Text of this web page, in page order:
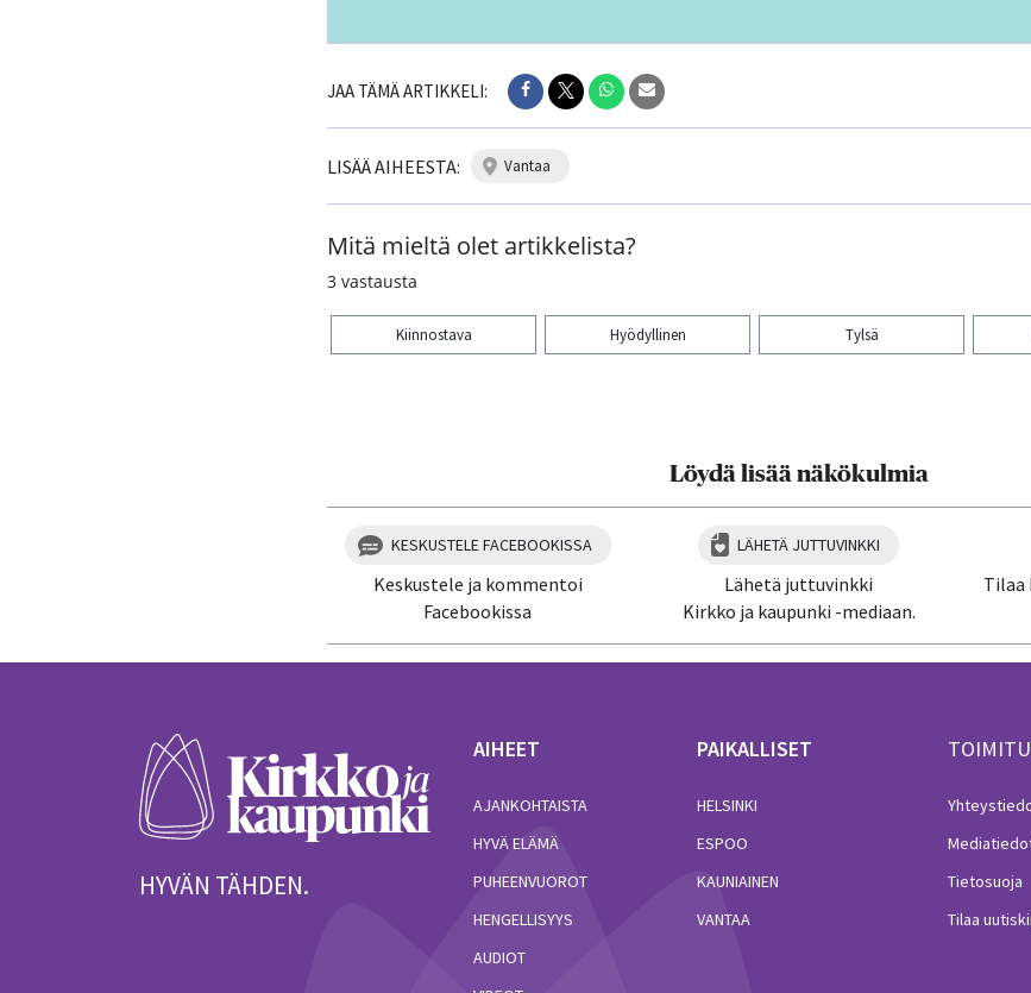
JAA TÄMÄ ARTIKKELI:
LISÄÄ AIHEESTA: vantaa
Mitä mieltä olet artikkelista?
3 vastausta
Kiinnostava Hyödyllinen Tylsä
Löydä lisää näkökulmia
KESKUSTELE FACEBOOKISSA
Keskustele ja kommentoi
Facebookissa
LÄHETÄ JUTTUVINKKI
Lähetä juttuvinkki
Kirkko ja kaupunki -mediaan.
Tilaa
HYVÄN TÄHDEN.
AIHEET
AJANKOHTAISTA
HYVÄ ELÄMÄ
PUHEENVUOROT
HENGELLISYYS
AUDIOT
PAIKALLISET
HELSINKI
ESPOO
KAUNIAINEN
VANTAA
Tietosuoja
Tilaa